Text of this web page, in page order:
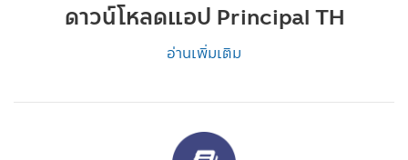
ดาวน์โหลดแอป Principal TH
อ่านเพิ่มเติม